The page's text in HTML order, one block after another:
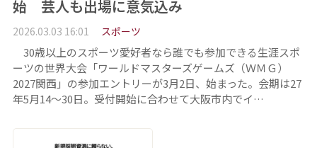
始 芸人も出場に意気込み
2026.03.03 16:01 スポーツ
30歳以上のスポーツ愛好者なら誰でも参加できる生涯スポ
ーツの世界大会「ワールドマスターズゲームズ（ＷＭＧ）
2027関西」の参加エントリーが3月2日、始まった。会期は27
年5月14～30日。受付開始に合わせて大阪市内でイ…